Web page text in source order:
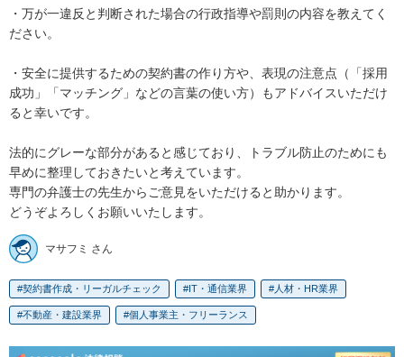
・万が一違反と判断された場合の行政指導や罰則の内容を教えてく
ださい。
・安全に提供するための契約書の作り方や、表現の注意点（「採用
成功」「マッチング」などの言葉の使い方）もアドバイスいただけ
ると幸いです。
法的にグレーな部分があると感じており、トラブル防止のためにも
早めに整理しておきたいと考えています。
専門の弁護士の先生からご意見をいただけると助かります。
どうぞよろしくお願いいたします。
マサフミ さん
契約書作成・リーガルチェック IT・通信業界 人材・HR業界
不動産・建設業界 個人事業主・フリーランス